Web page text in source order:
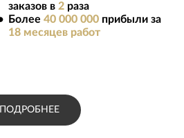
заказов в2 раза
Более40 000 000 прибыли за
18 месяцев работ
ПОДРОБНЕЕ